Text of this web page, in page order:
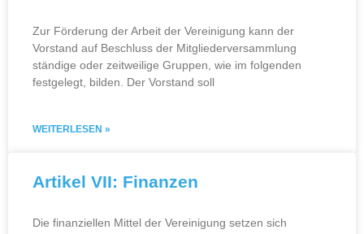
Zur Förderung der Arbeit der Vereinigung kann der
Vorstand auf Beschluss der Mitgliederversammlung
ständige oder zeitweilige Gruppen, wie im folgenden
festgelegt, bilden. Der Vorstand soll
WEITERLESEN »
Artikel VII: Finanzen
Die finanziellen Mittel der Vereinigung setzen sich